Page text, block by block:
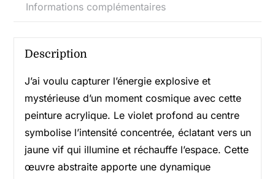
Informations complémentaires
Description
J’ai voulu capturer l’énergie explosive et
mystérieuse d’un moment cosmique avec cette
peinture acrylique. Le violet profond au centre
symbolise l’intensité concentrée, éclatant vers un
jaune vif qui illumine et réchauffe l’espace. Cette
œuvre abstraite apporte une dynamique